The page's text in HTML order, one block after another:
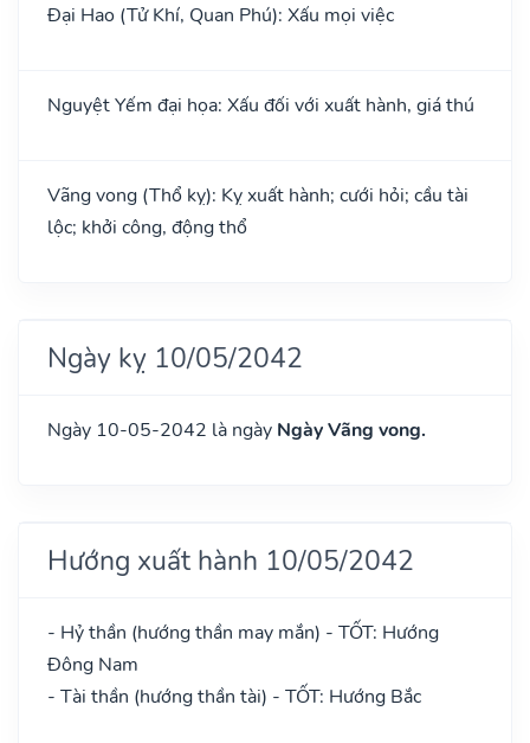
Đại Hao (Tử Khí, Quan Phú): Xấu mọi việc
Nguyệt Yếm đại họa: Xấu đối với xuất hành, giá thú
Vãng vong (Thổ kỵ): Kỵ xuất hành; cưới hỏi; cầu tài
lộc; khởi công, động thổ
Ngày kỵ 10/05/2042
Ngày 10-05-2042 là ngày Ngày Vãng vong.
Hướng xuất hành 10/05/2042
- Hỷ thần (hướng thần may mắn) - TỐT: Hướng
Đông Nam
- Tài thần (hướng thần tài) - TỐT: Hướng Bắc